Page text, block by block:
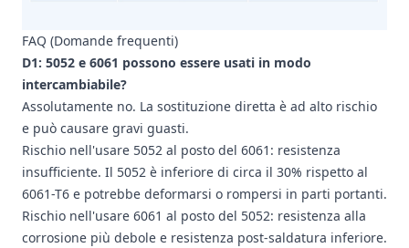
FAQ (Domande frequenti)
D1: 5052 e 6061 possono essere usati in modo
intercambiabile?
Assolutamente no. La sostituzione diretta è ad alto rischio
e può causare gravi guasti.
Rischio nell'usare 5052 al posto del 6061: resistenza
insufficiente. Il 5052 è inferiore di circa il 30% rispetto al
6061-T6 e potrebbe deformarsi o rompersi in parti portanti.
Rischio nell'usare 6061 al posto del 5052: resistenza alla
corrosione più debole e resistenza post-saldatura inferiore.